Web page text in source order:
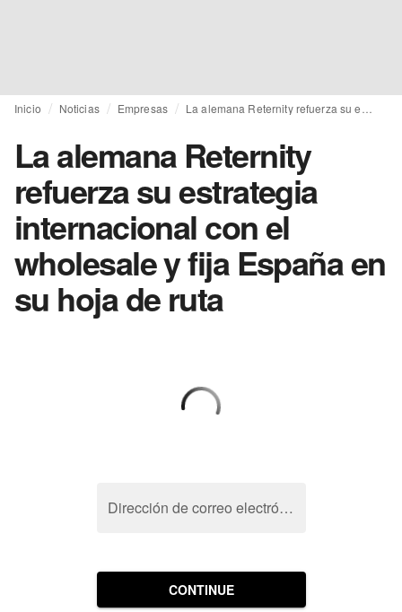
Inicio Noticias Empresas
La alemana Reternity
refuerza su estrategia
internacional con el
wholesale y fija España en
su hoja de ruta
Dirección de correo electrónico
CONTINUE